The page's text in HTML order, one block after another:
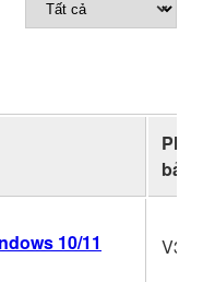
bản
10/11